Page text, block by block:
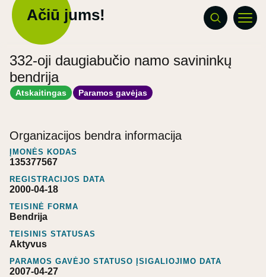
Ačiū jums!
332-oji daugiabučio namo savininkų
bendrija
Atskaitingas Paramos gavėjas
Organizacijos bendra informacija
ĮMONĖS KODAS
135377567
REGISTRACIJOS DATA
2000-04-18
TEISINĖ FORMA
Bendrija
TEISINIS STATUSAS
Aktyvus
PARAMOS GAVĖJO STATUSO ĮSIGALIOJIMO DATA
2007-04-27